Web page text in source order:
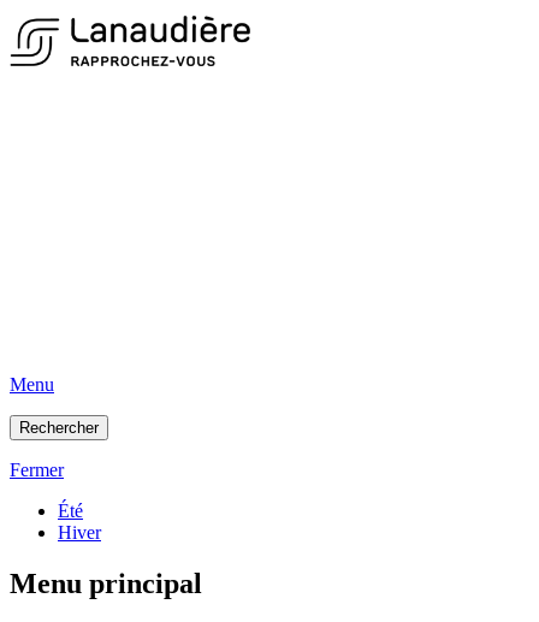
Menu
Rechercher
Fermer
Été
Hiver
Menu principal